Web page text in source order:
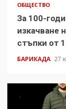
ОБЩЕСТВО
За 100-
изкачване
стъпки от
БАРИКАДА 27